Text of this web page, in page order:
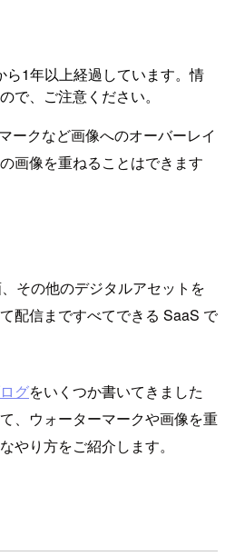
ら1年以上経過しています。情
で、ご注意ください。
ークなど画像へのオーバーレイ
画像を重ねることはできます
その他のデジタルアセットを
配信まですべてできる SaaS で
グをいくつか書いてきました
、ウォーターマークや画像を重
やり方をご紹介します。